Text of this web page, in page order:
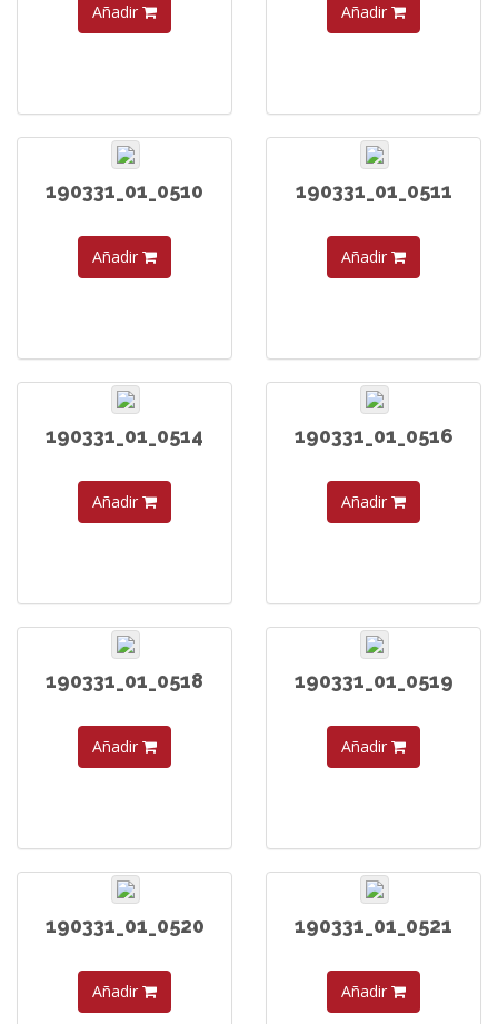
Añadir Añadir
190331_01_0510
Añadir
190331_01_0511
Añadir
190331_01_0514
Añadir
190331_01_0516
Añadir
190331_01_0518
Añadir
190331_01_0519
Añadir
190331_01_0520
Añadir
190331_01_0521
Añadir